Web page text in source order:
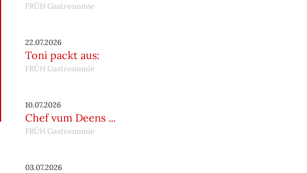
FRÜH Gastronomie
22.07.2026
Toni packt aus:
FRÜH Gastronomie
10.07.2026
Chef vum Deens ...
FRÜH Gastronomie
03.07.2026